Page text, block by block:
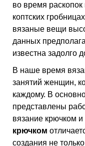
во время
коптских
вязаные вещи
данных
известна задолго
В наше время
занятий женщин,
каждому. В
представлены
вязание крючком
крючком
создания не